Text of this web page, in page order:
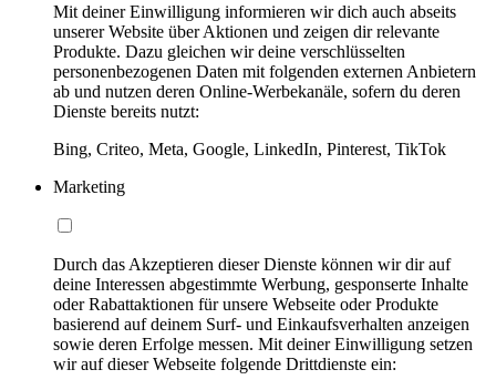
Mit deiner Einwilligung informieren wir dich auch abseits
unserer Website über Aktionen und zeigen dir relevante
Produkte. Dazu gleichen wir deine verschlüsselten
personenbezogenen Daten mit folgenden externen Anbietern
ab und nutzen deren Online-Werbekanäle, sofern du deren
Dienste bereits nutzt:
Bing, Criteo, Meta, Google, LinkedIn, Pinterest, TikTok
Marketing
Durch das Akzeptieren dieser Dienste können wir dir auf
deine Interessen abgestimmte Werbung, gesponserte Inhalte
oder Rabattaktionen für unsere Webseite oder Produkte
basierend auf deinem Surf- und Einkaufsverhalten anzeigen
sowie deren Erfolge messen. Mit deiner Einwilligung setzen
wir auf dieser Webseite folgende Drittdienste ein: